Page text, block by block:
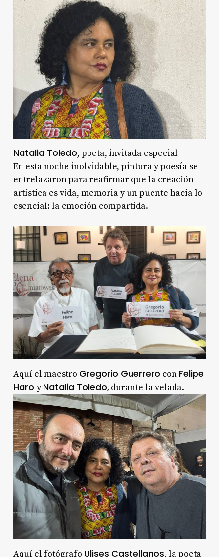
Natalia Toledo, poeta, invitada especial
En esta noche inolvidable, pintura y poesía se
entrelazaron para reafirmar que la creación
artística es vida, memoria y un puente hacia lo
esencial: la emoción compartida.
Aquí el maestro Gregorio Guerrero con Felipe
Haro yNatalia Toledo,durante la velada.
Aquí el fotógrafo Ulises Castellanos, la poeta